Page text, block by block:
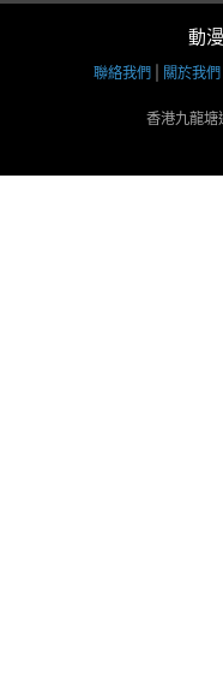
動
聯絡我們 關於我們
香港九龍